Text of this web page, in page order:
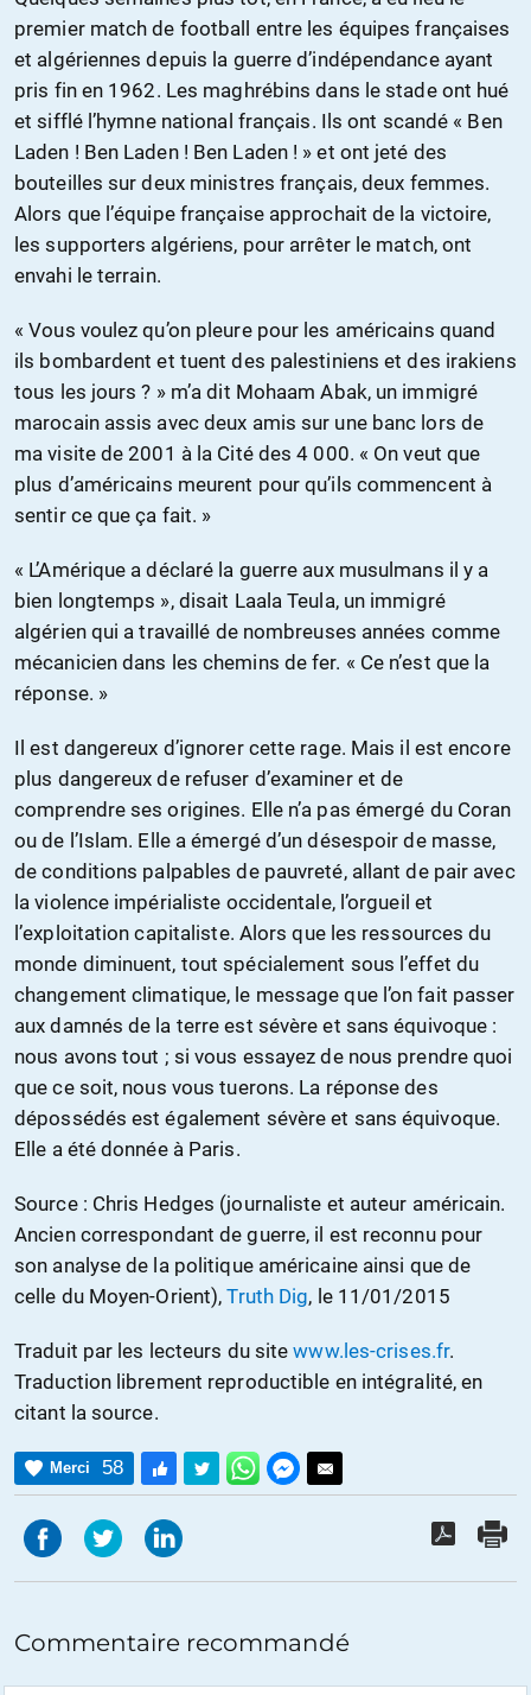
premier match de football entre les équipes françaises
et algériennes depuis la guerre d’indépendance ayant
pris fin en 1962. Les maghrébins dans le stade ont hué
et sifflé l’hymne national français. Ils ont scandé « Ben
Laden ! Ben Laden ! Ben Laden ! » et ont jeté des
bouteilles sur deux ministres français, deux femmes.
Alors que l’équipe française approchait de la victoire,
les supporters algériens, pour arrêter le match, ont
envahi le terrain.
« Vous voulez qu’on pleure pour les américains quand
ils bombardent et tuent des palestiniens et des irakiens
tous les jours ? » m’a dit Mohaam Abak, un immigré
marocain assis avec deux amis sur une banc lors de
ma visite de 2001 à la Cité des 4 000. « On veut que
plus d’américains meurent pour qu’ils commencent à
sentir ce que ça fait. »
« L’Amérique a déclaré la guerre aux musulmans il y a
bien longtemps », disait Laala Teula, un immigré
algérien qui a travaillé de nombreuses années comme
mécanicien dans les chemins de fer. « Ce n’est que la
réponse. »
Il est dangereux d’ignorer cette rage. Mais il est encore
plus dangereux de refuser d’examiner et de
comprendre ses origines. Elle n’a pas émergé du Coran
ou de l’Islam. Elle a émergé d’un désespoir de masse,
de conditions palpables de pauvreté, allant de pair avec
la violence impérialiste occidentale, l’orgueil et
l’exploitation capitaliste. Alors que les ressources du
monde diminuent, tout spécialement sous l’effet du
changement climatique, le message que l’on fait passer
aux damnés de la terre est sévère et sans équivoque :
nous avons tout ; si vous essayez de nous prendre quoi
que ce soit, nous vous tuerons. La réponse des
dépossédés est également sévère et sans équivoque.
Elle a été donnée à Paris.
Source : Chris Hedges (journaliste et auteur américain.
Ancien correspondant de guerre, il est reconnu pour
son analyse de la politique américaine ainsi que de
celle du Moyen-Orient),Truth Dig, le 11/01/2015
Traduit par les lecteurs du sitewww.les-crises.fr.
Traduction librement reproductible en intégralité, en
citant la source.
Merci 58
Commentaire recommandé